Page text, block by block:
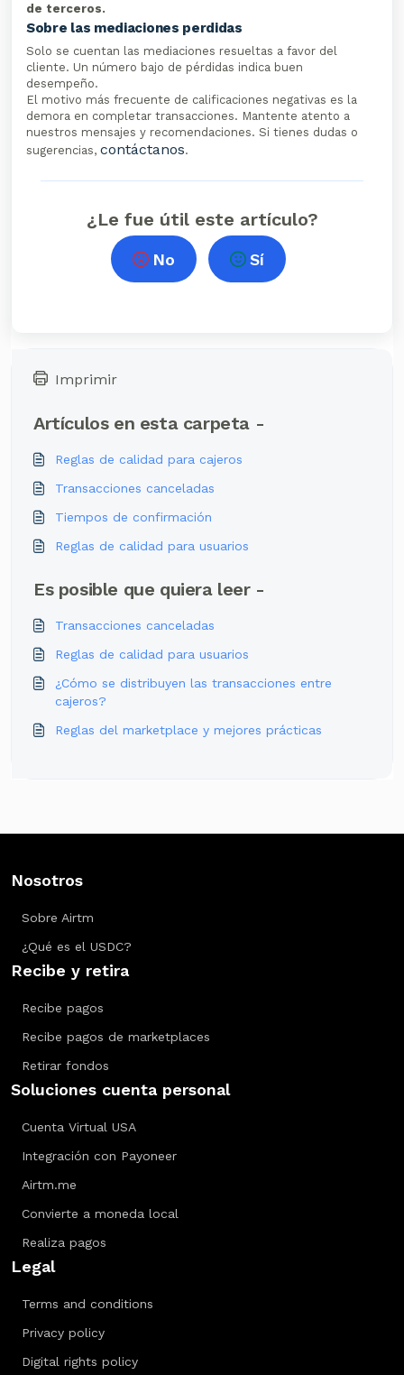
de terceros.
Sobre las mediaciones perdidas
Solo se cuentan las mediaciones resueltas a favor del
cliente. Un número bajo de pérdidas indica buen
desempeño.
El motivo más frecuente de calificaciones negativas es la
demora en completar transacciones. Mantente atento a
nuestros mensajes y recomendaciones. Si tienes dudas o
sugerencias, contáctanos.
¿Le fue útil este artículo?
No Sí
Imprimir
Artículos en esta carpeta -
Reglas de calidad para cajeros
Transacciones canceladas
Tiempos de confirmación
Reglas de calidad para usuarios
Es posible que quiera leer -
Transacciones canceladas
Reglas de calidad para usuarios
¿Cómo se distribuyen las transacciones entre
cajeros?
Reglas del marketplace y mejores prácticas
Nosotros
Sobre Airtm
¿Qué es el USDC?
Recibe y retira
Recibe pagos
Recibe pagos de marketplaces
Retirar fondos
Soluciones cuenta personal
Cuenta Virtual USA
Integración con Payoneer
Airtm.me
Convierte a moneda local
Realiza pagos
Legal
Terms and conditions
Privacy policy
Digital rights policy